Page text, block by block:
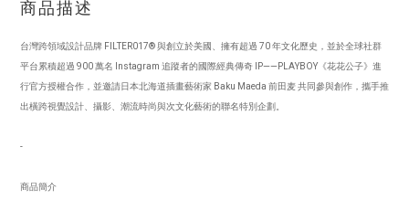
商品描述
台灣跨領域設計品牌 FILTER017® 與創立於美國、擁有超過 70 年文化歷史，並於全球社群
平台累積超過 900 萬名 Instagram 追蹤者的國際經典傳奇 IP——PLAYBOY《花花公子》進
行官方授權合作，並邀請日本北海道插畫藝術家 Baku Maeda 前田麦 共同參與創作，攜手推
出橫跨視覺設計、攝影、潮流時尚與次文化藝術的聯名特別企劃。
-
商品簡介